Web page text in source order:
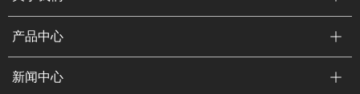
产品中心
新闻中心